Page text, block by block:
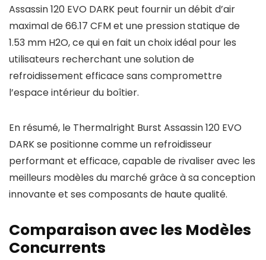
Assassin 120 EVO DARK peut fournir un débit d’air
maximal de 66.17 CFM et une pression statique de
1.53 mm H2O, ce qui en fait un choix idéal pour les
utilisateurs recherchant une solution de
refroidissement efficace sans compromettre
l’espace intérieur du boîtier.
En résumé, le Thermalright Burst Assassin 120 EVO
DARK se positionne comme un refroidisseur
performant et efficace, capable de rivaliser avec les
meilleurs modèles du marché grâce à sa conception
innovante et ses composants de haute qualité.
Comparaison avec les Modèles
Concurrents